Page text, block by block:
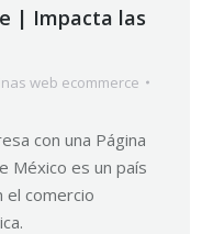
| Impacta las
web ecommerce
con una Página
México es un país
el comercio